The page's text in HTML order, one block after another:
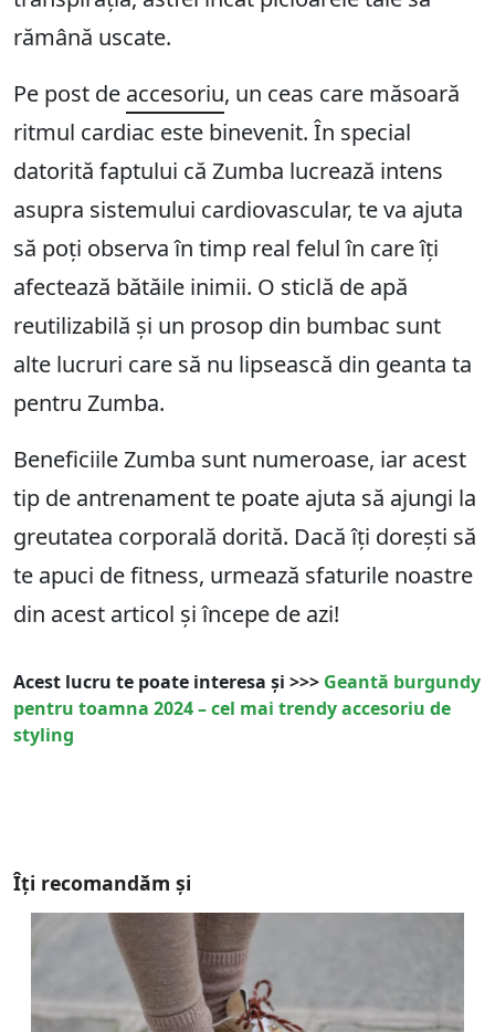
rămână uscate.
Pe post de accesoriu, un ceas care măsoară
ritmul cardiac este binevenit. În special
datorită faptului că Zumba lucrează intens
asupra sistemului cardiovascular, te va ajuta
să poți observa în timp real felul în care îți
afectează bătăile inimii. O sticlă de apă
reutilizabilă și un prosop din bumbac sunt
alte lucruri care să nu lipsească din geanta ta
pentru Zumba.
Beneficiile Zumba sunt numeroase, iar acest
tip de antrenament te poate ajuta să ajungi la
greutatea corporală dorită. Dacă îți dorești să
te apuci de fitness, urmează sfaturile noastre
din acest articol și începe de azi!
Acest lucru te poate interesa și >>> Geantă burgundy
pentru toamna 2024 – cel mai trendy accesoriu de
styling
Îți recomandăm și